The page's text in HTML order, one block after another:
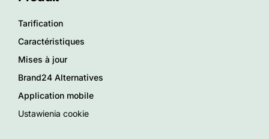
Tarification
Caractéristiques
Mises à jour
Brand24 Alternatives
Application mobile
Ustawienia cookie